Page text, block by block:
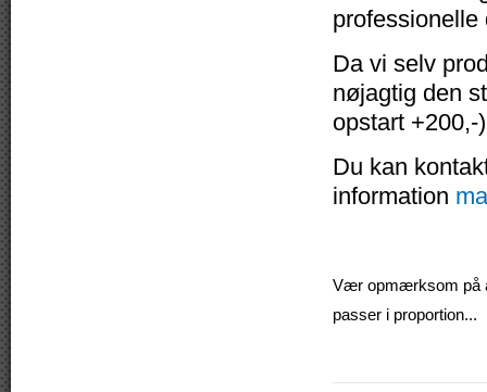
professionelle
Da vi selv
nøjagtig den
opstart +200,-
Du kan
information
Vær opmærksom på
passer i proportion...